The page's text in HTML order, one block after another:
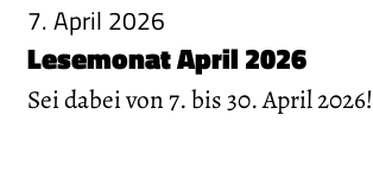
7. April 2026
Lesemonat April 2026
Sei dabei von 7. bis 30. April 2026!